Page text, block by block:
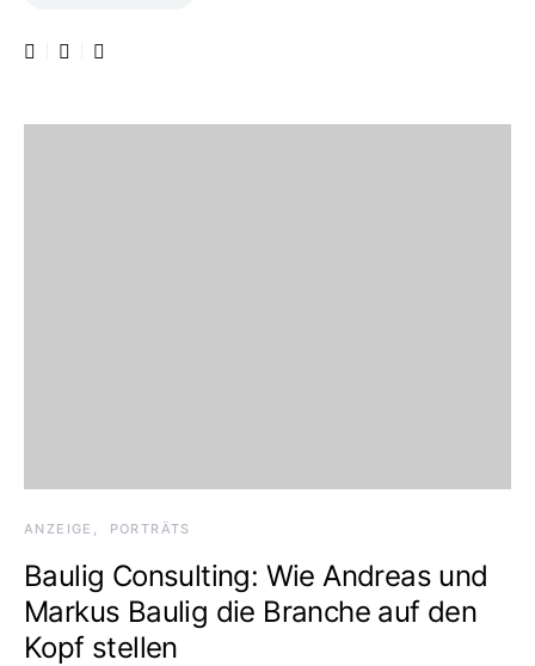
ANZEIGE PORTRÄTS
Baulig Consulting: Wie Andreas und
Markus Baulig die Branche auf den
Kopf stellen